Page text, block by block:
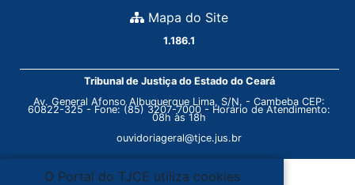
Mapa do Site
1.186.1
Tribunal de Justiça do Estado do Ceará
Av. General Afonso Albuquerque Lima, S/N. - Cambeba CEP:
60822-325 - Fone: (85) 3207-7000 - Horário de Atendimento:
08h às 18h
ouvidoriageral@tjce.jus.br
O Portal do TJCE utiliza cookies